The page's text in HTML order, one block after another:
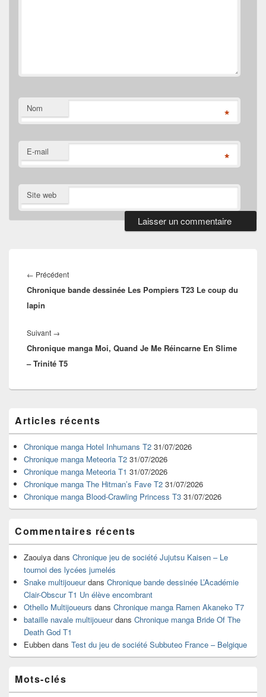
Nom *
E-mail *
Site web
de
l’article
← PrécédentArticle
précédent :
Chronique bande dessinée Les Pompiers T23 Le coup du
lapin
Suivant →
suivant :
Chronique manga Moi, Quand Je Me Réincarne En Slime
– Trinité T5
principale
de
widget
pour
barre
latérale
Articles récents
Chronique manga Hotel Inhumans T2 31/07/2026
Chronique manga Meteoria T2 31/07/2026
Chronique manga Meteoria T1 31/07/2026
Chronique manga The Hitman’s Fave T2 31/07/2026
Chronique manga Blood-Crawling Princess T3 31/07/2026
Commentaires récents
Zaouiya dans Chronique jeu de société Jujutsu Kaisen – Le
tournoi des lycées jumelés
Snake multijoueurdans Chronique bande dessinée L’Académie
Clair-Obscur T1 Un élève encombrant
Othello Multijoueurs dans Chronique manga Ramen Akaneko T7
bataille navale multijoueurdans Chronique manga Bride Of The
Death God T1
Eubben dans Test du jeu de société Subbuteo France – Belgique
Mots-clés